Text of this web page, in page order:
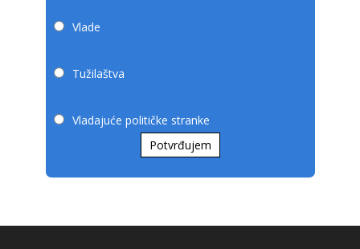
Vlade
Tužilaštva
Vladajuće političke stranke
Potvrđujem